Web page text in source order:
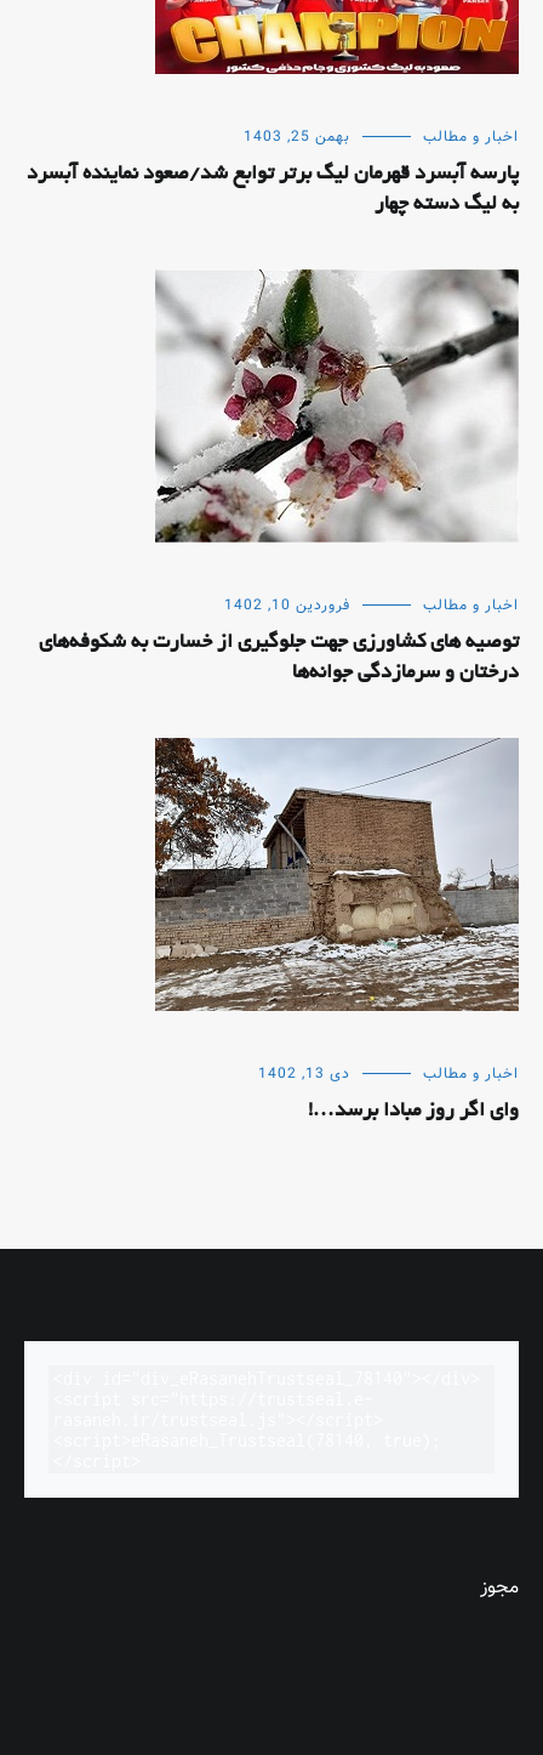
اخبار و مطالب بهمن 25, 1403
پارسه آبسرد قهرمان لیگ برتر توابع شد/صعود نماینده آبسرد
به لیگ دسته چهار
اخبار و مطالب فروردین 10, 1402
توصیه های کشاورزی جهت جلوگیری از خسارت به شکوفه‌های
درختان و سرمازدگی جوانه‌ها
اخبار و مطالب دی 13, 1402
وای اگر روز مبادا برسد…!
مجوز